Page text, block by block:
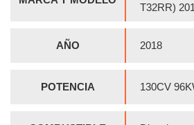
T32RR)
AÑO 2018
POTENCIA 130CV